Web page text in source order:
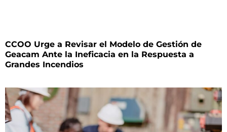
CCOO Urge a Revisar el Modelo de Gestión de
Geacam Ante la Ineficacia en la Respuesta a
Grandes Incendios